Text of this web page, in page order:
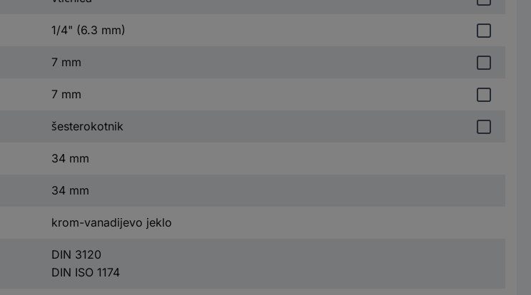
1/4" (6.3 mm)
7 mm
7 mm
šesterokotnik
34 mm
34 mm
krom-vanadijevo jeklo
DIN 3120
DIN ISO 1174